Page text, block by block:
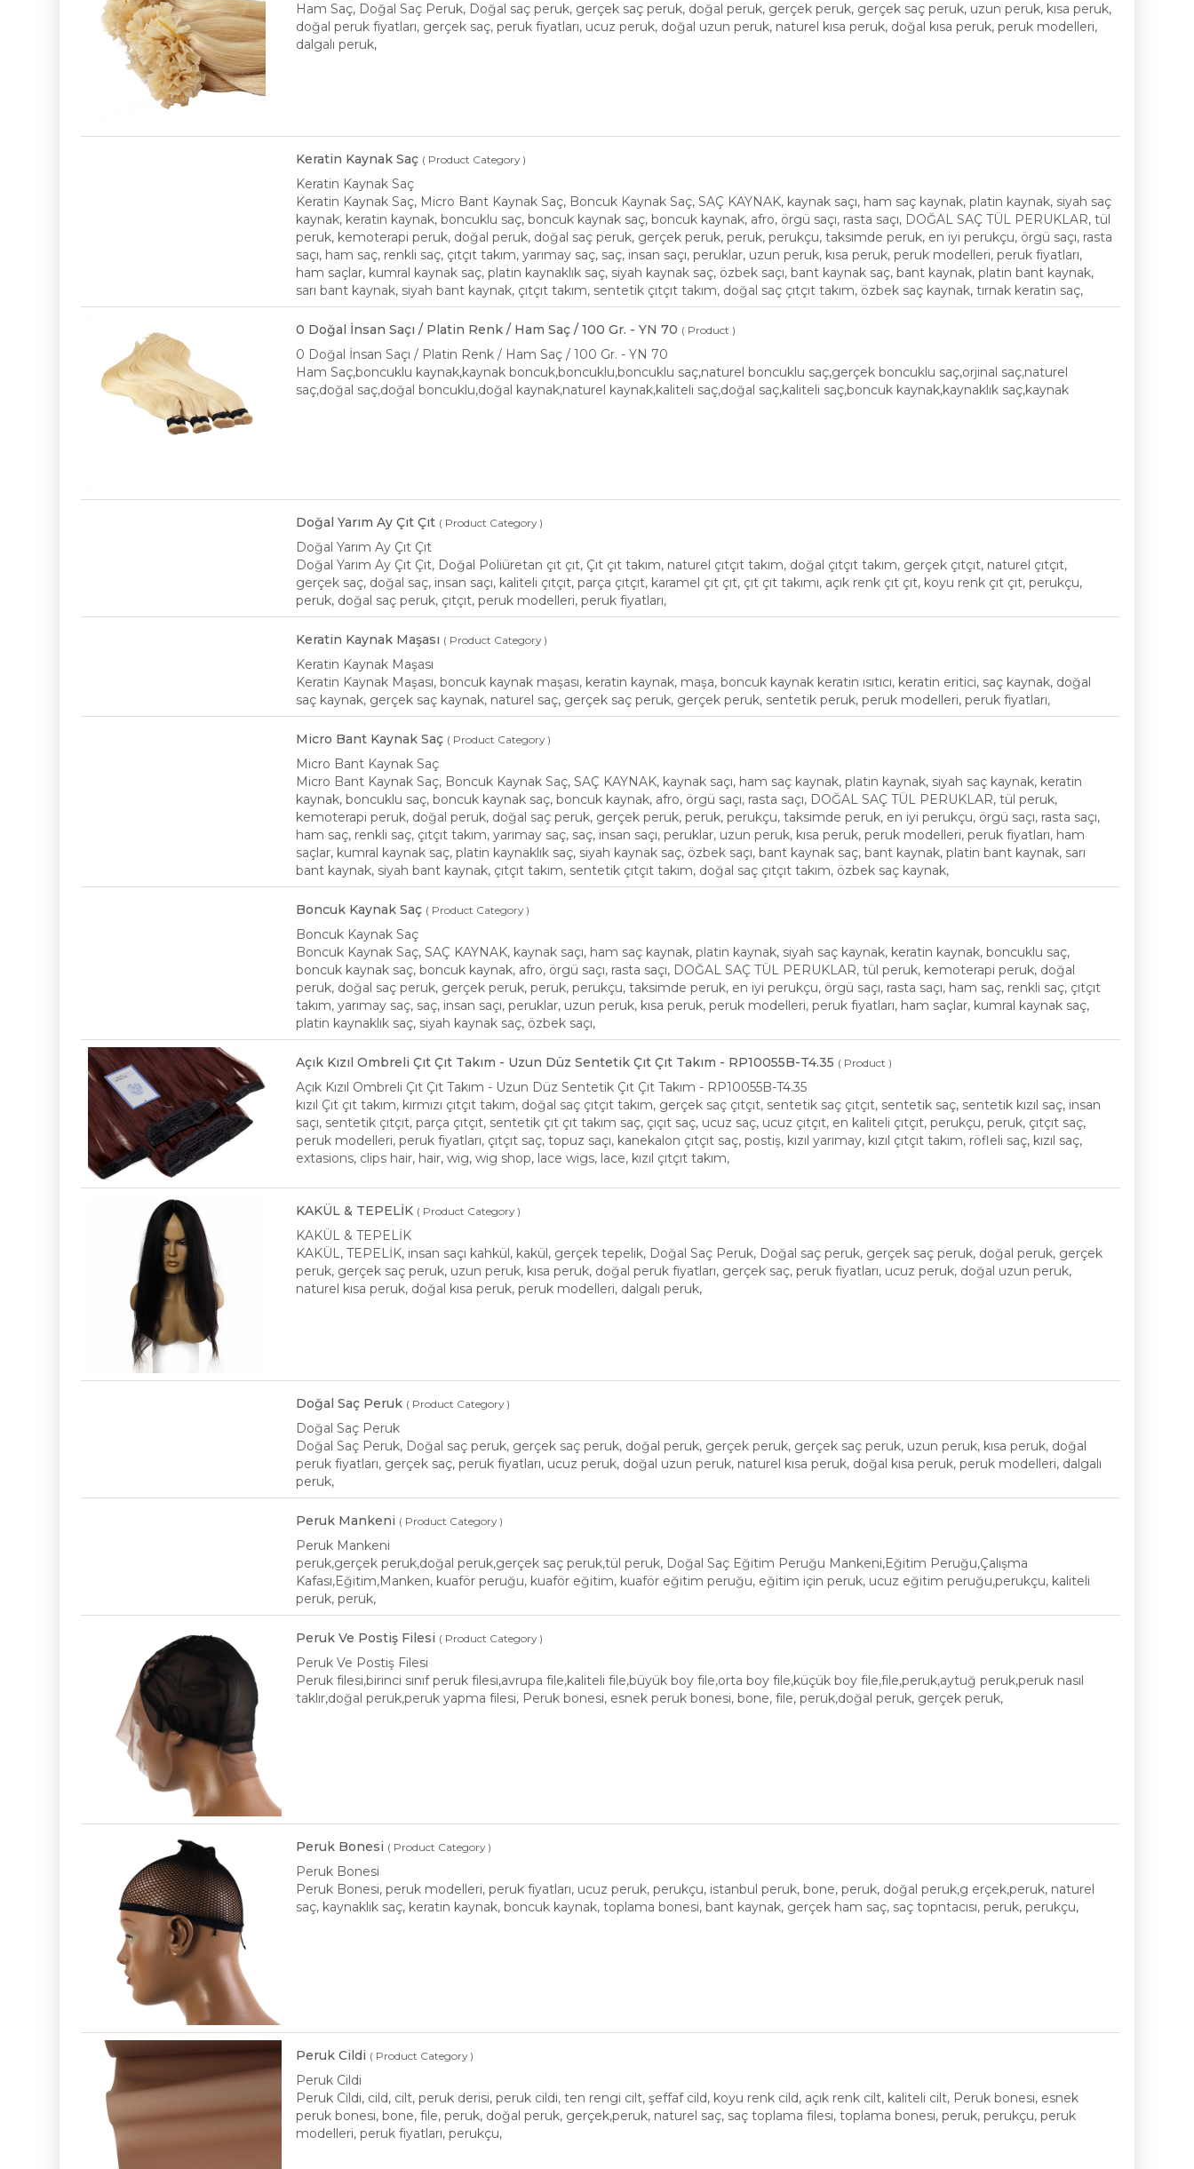
Ham Saç, Doğal Saç Peruk, Doğal saç peruk, gerçek saç peruk, doğal peruk, gerçek peruk, gerçek saç peruk, uzun peruk, kısa peruk,
doğal peruk fiyatları, gerçek saç, peruk fiyatları, ucuz peruk, doğal uzun peruk, naturel kısa peruk, doğal kısa peruk, peruk modelleri,
dalgalı peruk,
Keratin Kaynak Saç ( Product Category )
Keratin Kaynak Saç
Keratin Kaynak Saç, Micro Bant Kaynak Saç, Boncuk Kaynak Saç, SAÇ KAYNAK, kaynak saçı, ham saç kaynak, platin kaynak, siyah saç
kaynak, keratin kaynak, boncuklu saç, boncuk kaynak saç, boncuk kaynak, afro, örgü saçı, rasta saçı, DOĞAL SAÇ TÜL PERUKLAR, tül
peruk, kemoterapi peruk, doğal peruk, doğal saç peruk, gerçek peruk, peruk, perukçu, taksimde peruk, en iyi perukçu, örgü saçı, rasta
saçı, ham saç, renkli saç, çıtçıt takım, yarımay saç, saç, insan saçı, peruklar, uzun peruk, kısa peruk, peruk modelleri, peruk fiyatları,
ham saçlar, kumral kaynak saç, platin kaynaklık saç, siyah kaynak saç, özbek saçı, bant kaynak saç, bant kaynak, platin bant kaynak,
sarı bant kaynak, siyah bant kaynak, çıtçıt takım, sentetik çıtçıt takım, doğal saç çıtçıt takım, özbek saç kaynak, tırnak keratin saç,
​0 Doğal İnsan Saçı / Platin Renk / Ham Saç / 100 Gr. - YN 70 ( Product )
​0 Doğal İnsan Saçı / Platin Renk / Ham Saç / 100 Gr. - YN 70
Ham Saç,boncuklu kaynak,kaynak boncuk,boncuklu,boncuklu saç,naturel boncuklu saç,gerçek boncuklu saç,orjinal saç,naturel
saç,doğal saç,doğal boncuklu,doğal kaynak,naturel kaynak,kaliteli saç,doğal saç,kaliteli saç,boncuk kaynak,kaynaklık saç,kaynak
Doğal Yarım Ay Çıt Çıt ( Product Category )
Doğal Yarım Ay Çıt Çıt
Doğal Yarım Ay Çıt Çıt, Doğal Poliüretan çıt çıt, Çıt çıt takım, naturel çıtçıt takım, doğal çıtçıt takım, gerçek çıtçıt, naturel çıtçıt,
gerçek saç, doğal saç, insan saçı, kaliteli çıtçıt, parça çıtçıt, karamel çıt çıt, çıt çıt takımı, açık renk çıt çıt, koyu renk çıt çıt, perukçu,
peruk, doğal saç peruk, çıtçıt, peruk modelleri, peruk fiyatları,
Keratin Kaynak Maşası ( Product Category )
Keratin Kaynak Maşası
Keratin Kaynak Maşası, boncuk kaynak maşası, keratin kaynak, maşa, boncuk kaynak keratin ısıtıcı, keratin eritici, saç kaynak, doğal
saç kaynak, gerçek saç kaynak, naturel saç, gerçek saç peruk, gerçek peruk, sentetik peruk, peruk modelleri, peruk fiyatları,
Micro Bant Kaynak Saç ( Product Category )
Micro Bant Kaynak Saç
Micro Bant Kaynak Saç, Boncuk Kaynak Saç, SAÇ KAYNAK, kaynak saçı, ham saç kaynak, platin kaynak, siyah saç kaynak, keratin
kaynak, boncuklu saç, boncuk kaynak saç, boncuk kaynak, afro, örgü saçı, rasta saçı, DOĞAL SAÇ TÜL PERUKLAR, tül peruk,
kemoterapi peruk, doğal peruk, doğal saç peruk, gerçek peruk, peruk, perukçu, taksimde peruk, en iyi perukçu, örgü saçı, rasta saçı,
ham saç, renkli saç, çıtçıt takım, yarımay saç, saç, insan saçı, peruklar, uzun peruk, kısa peruk, peruk modelleri, peruk fiyatları, ham
saçlar, kumral kaynak saç, platin kaynaklık saç, siyah kaynak saç, özbek saçı, bant kaynak saç, bant kaynak, platin bant kaynak, sarı
bant kaynak, siyah bant kaynak, çıtçıt takım, sentetik çıtçıt takım, doğal saç çıtçıt takım, özbek saç kaynak,
Boncuk Kaynak Saç ( Product Category )
Boncuk Kaynak Saç
Boncuk Kaynak Saç, SAÇ KAYNAK, kaynak saçı, ham saç kaynak, platin kaynak, siyah saç kaynak, keratin kaynak, boncuklu saç,
boncuk kaynak saç, boncuk kaynak, afro, örgü saçı, rasta saçı, DOĞAL SAÇ TÜL PERUKLAR, tül peruk, kemoterapi peruk, doğal
peruk, doğal saç peruk, gerçek peruk, peruk, perukçu, taksimde peruk, en iyi perukçu, örgü saçı, rasta saçı, ham saç, renkli saç, çıtçıt
takım, yarımay saç, saç, insan saçı, peruklar, uzun peruk, kısa peruk, peruk modelleri, peruk fiyatları, ham saçlar, kumral kaynak saç,
platin kaynaklık saç, siyah kaynak saç, özbek saçı,
Açık Kızıl Ombreli Çıt Çıt Takım - Uzun Düz Sentetik Çıt Çıt Takım - RP10055B-T4.35 ( Product )
Açık Kızıl Ombreli Çıt Çıt Takım - Uzun Düz Sentetik Çıt Çıt Takım - RP10055B-T4.35
kızıl Çıt çıt takım, kırmızı çıtçıt takım, doğal saç çıtçıt takım, gerçek saç çıtçıt, sentetik saç çıtçıt, sentetik saç, sentetik kızıl saç, insan
saçı, sentetik çıtçıt, parça çıtçıt, sentetik çıt çıt takım saç, çıçıt saç, ucuz saç, ucuz çıtçıt, en kaliteli çıtçıt, perukçu, peruk, çıtçıt saç,
peruk modelleri, peruk fiyatları, çıtçıt saç, topuz saçı, kanekalon çıtçıt saç, postiş, kızıl yarımay, kızıl çıtçıt takım, röfleli saç, kızıl saç,
extasions, clips hair, hair, wig, wig shop, lace wigs, lace, kızıl çıtçıt takım,
KAKÜL & TEPELİK ( Product Category )
KAKÜL & TEPELİK
KAKÜL, TEPELİK, insan saçı kahkül, kakül, gerçek tepelik, Doğal Saç Peruk, Doğal saç peruk, gerçek saç peruk, doğal peruk, gerçek
peruk, gerçek saç peruk, uzun peruk, kısa peruk, doğal peruk fiyatları, gerçek saç, peruk fiyatları, ucuz peruk, doğal uzun peruk,
naturel kısa peruk, doğal kısa peruk, peruk modelleri, dalgalı peruk,
Doğal Saç Peruk ( Product Category )
Doğal Saç Peruk
Doğal Saç Peruk, Doğal saç peruk, gerçek saç peruk, doğal peruk, gerçek peruk, gerçek saç peruk, uzun peruk, kısa peruk, doğal
peruk fiyatları, gerçek saç, peruk fiyatları, ucuz peruk, doğal uzun peruk, naturel kısa peruk, doğal kısa peruk, peruk modelleri, dalgalı
peruk,
Peruk Mankeni ( Product Category )
Peruk Mankeni
peruk,gerçek peruk,doğal peruk,gerçek saç peruk,tül peruk, Doğal Saç Eğitim Peruğu Mankeni,Eğitim Peruğu,Çalışma
Kafası,Eğitim,Manken, kuaför peruğu, kuaför eğitim, kuaför eğitim peruğu, eğitim için peruk, ucuz eğitim peruğu,perukçu, kaliteli
peruk, peruk,
Peruk Ve Postiş Filesi ( Product Category )
Peruk Ve Postiş Filesi
Peruk filesi,birinci sınıf peruk filesi,avrupa file,kaliteli file,büyük boy file,orta boy file,küçük boy file,file,peruk,aytuğ peruk,peruk nasıl
taklır,doğal peruk,peruk yapma filesi, Peruk bonesi, esnek peruk bonesi, bone, file, peruk,doğal peruk, gerçek peruk,
Peruk Bonesi ( Product Category )
Peruk Bonesi
Peruk Bonesi, peruk modelleri, peruk fiyatları, ucuz peruk, perukçu, istanbul peruk, bone, peruk, doğal peruk,g erçek,peruk, naturel
saç, kaynaklık saç, keratin kaynak, boncuk kaynak, toplama bonesi, bant kaynak, gerçek ham saç, saç topntacısı, peruk, perukçu,
Peruk Cildi ( Product Category )
Peruk Cildi
Peruk Cildi, cild, cilt, peruk derisi, peruk cildi, ten rengi cilt, şeffaf cild, koyu renk cild, açık renk cilt, kaliteli cilt, Peruk bonesi, esnek
peruk bonesi, bone, file, peruk, doğal peruk, gerçek,peruk, naturel saç, saç toplama filesi, toplama bonesi, peruk, perukçu, peruk
modelleri, peruk fiyatları, perukçu,